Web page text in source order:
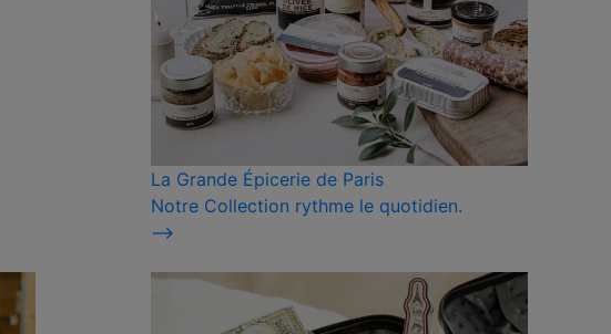
La Grande Épicerie de Paris
Notre Collection rythme le quotidien.
⟶